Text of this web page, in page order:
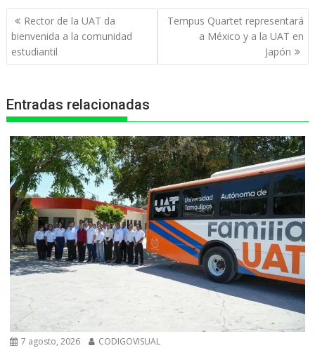
t
s
A
p
e
b
k
s
e
e
e
n
Navegación
de
entradas
Rector de la UAT da
bienvenida a la comunidad
estudiantil
Tempus Quartet representará
a México y a la UAT en
Japón
Entradas relacionadas
7 agosto, 2026 CODIGOVISUAL